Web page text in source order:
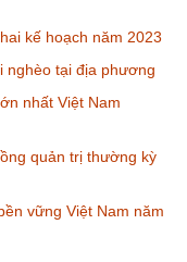
kế hoạch năm 2023
nghèo tại địa phương
nhất Việt Nam
quản trị thường kỳ
vững Việt Nam năm